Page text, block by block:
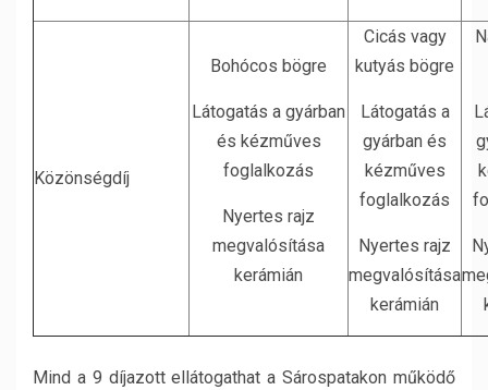
Közönségdíj
Bohócos bögre
Látogatás a gyárban
és kézműves
foglalkozás
Nyertes rajz
megvalósítása
kerámián
Cicás vagy
kutyás bögre
Látogatás a
gyárban és
kézműves
foglalkozás
Nyertes rajz
megvalósítása
kerámián
Mind a 9 díjazott ellátogathat a Sárospatakon működő